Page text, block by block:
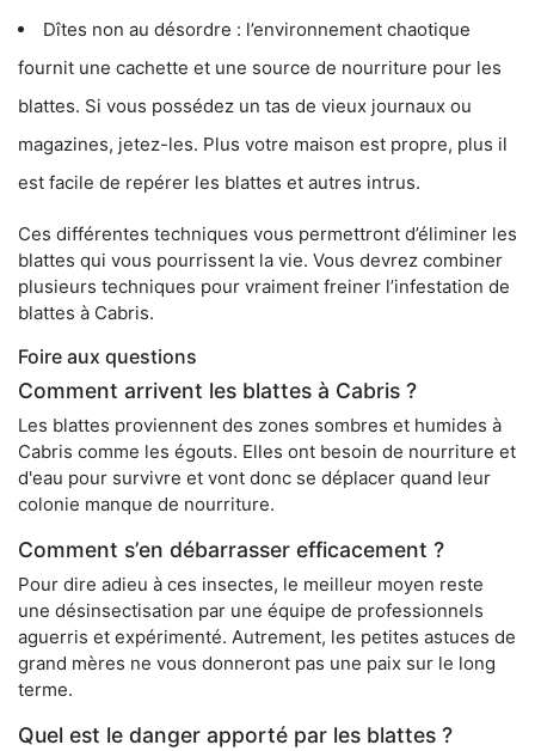
Dîtes non au désordre : l’environnement chaotique
fournit une cachette et une source de nourriture pour les
blattes. Si vous possédez un tas de vieux journaux ou
magazines, jetez-les. Plus votre maison est propre, plus il
est facile de repérer les blattes et autres intrus.
Ces différentes techniques vous permettront d’éliminer les
blattes qui vous pourrissent la vie. Vous devrez combiner
plusieurs techniques pour vraiment freiner l’infestation de
blattes à Cabris.
Foire aux questions
Comment arrivent les blattes à Cabris ?
Les blattes proviennent des zones sombres et humides à
Cabris comme les égouts. Elles ont besoin de nourriture et
d'eau pour survivre et vont donc se déplacer quand leur
colonie manque de nourriture.
Comment s’en débarrasser efficacement ?
Pour dire adieu à ces insectes, le meilleur moyen reste
une désinsectisation par une équipe de professionnels
aguerris et expérimenté. Autrement, les petites astuces de
grand mères ne vous donneront pas une paix sur le long
terme.
Quel est le danger apporté par les blattes ?